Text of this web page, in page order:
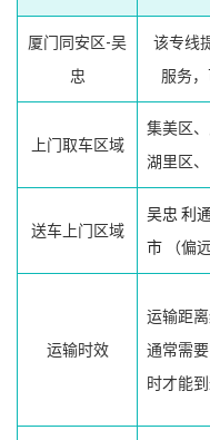
厦门同安区-吴
忠
该专线
服务
上门取车区域
集美区
湖里区、
送车上门区域
吴忠 利
市 （偏
运输时效
运输距
通常需
时才能